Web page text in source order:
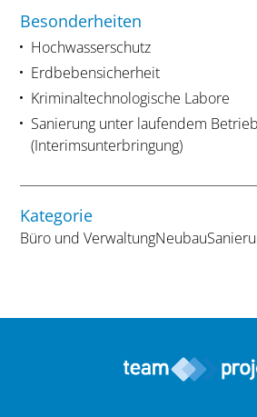
Besonderheiten
Hochwasserschutz
Erdbebensicherheit
Kriminaltechnologische Labore
Sanierung unter laufendem
(Interimsunterbringung)
Kategorie
Büro und VerwaltungNeubau